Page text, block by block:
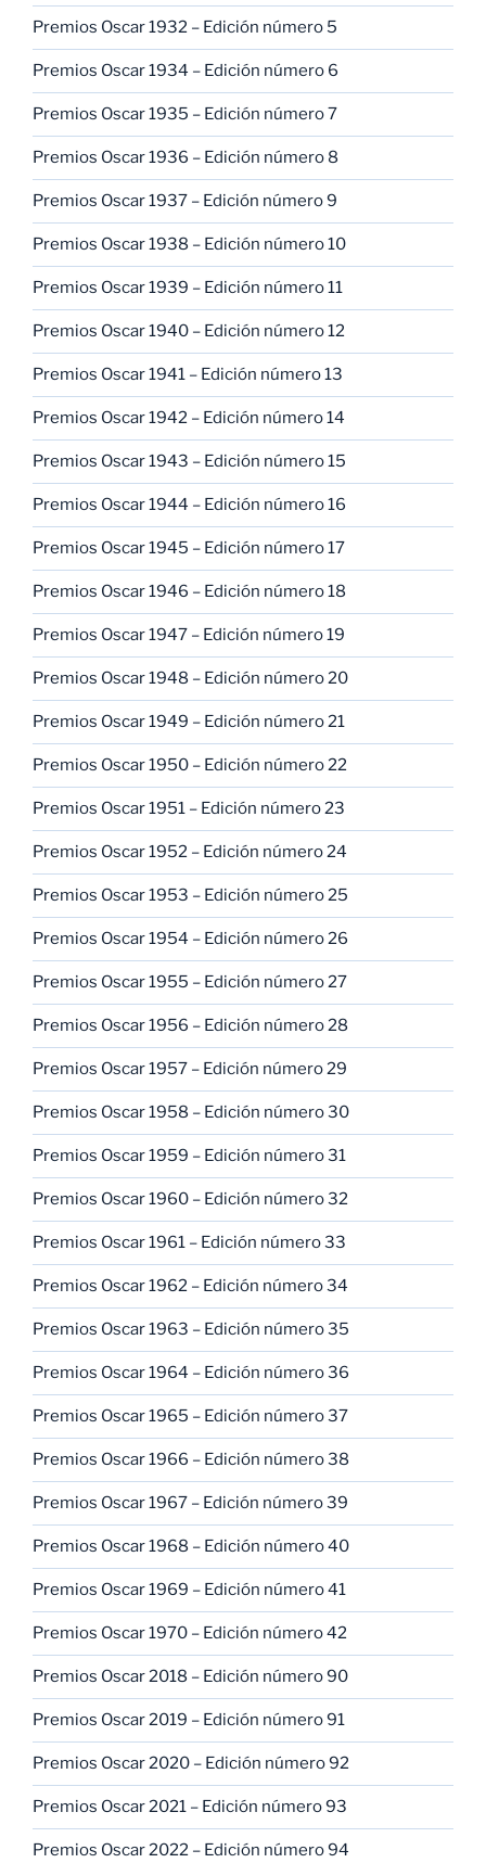
Premios Oscar 1932 – Edición número 5
Premios Oscar 1934 – Edición número 6
Premios Oscar 1935 – Edición número 7
Premios Oscar 1936 – Edición número 8
Premios Oscar 1937 – Edición número 9
Premios Oscar 1938 – Edición número 10
Premios Oscar 1939 – Edición número 11
Premios Oscar 1940 – Edición número 12
Premios Oscar 1941 – Edición número 13
Premios Oscar 1942 – Edición número 14
Premios Oscar 1943 – Edición número 15
Premios Oscar 1944 – Edición número 16
Premios Oscar 1945 – Edición número 17
Premios Oscar 1946 – Edición número 18
Premios Oscar 1947 – Edición número 19
Premios Oscar 1948 – Edición número 20
Premios Oscar 1949 – Edición número 21
Premios Oscar 1950 – Edición número 22
Premios Oscar 1951 – Edición número 23
Premios Oscar 1952 – Edición número 24
Premios Oscar 1953 – Edición número 25
Premios Oscar 1954 – Edición número 26
Premios Oscar 1955 – Edición número 27
Premios Oscar 1956 – Edición número 28
Premios Oscar 1957 – Edición número 29
Premios Oscar 1958 – Edición número 30
Premios Oscar 1959 – Edición número 31
Premios Oscar 1960 – Edición número 32
Premios Oscar 1961 – Edición número 33
Premios Oscar 1962 – Edición número 34
Premios Oscar 1963 – Edición número 35
Premios Oscar 1964 – Edición número 36
Premios Oscar 1965 – Edición número 37
Premios Oscar 1966 – Edición número 38
Premios Oscar 1967 – Edición número 39
Premios Oscar 1968 – Edición número 40
Premios Oscar 1969 – Edición número 41
Premios Oscar 1970 – Edición número 42
Premios Oscar 2018 – Edición número 90
Premios Oscar 2019 – Edición número 91
Premios Oscar 2020 – Edición número 92
Premios Oscar 2021 – Edición número 93
Premios Oscar 2022 – Edición número 94